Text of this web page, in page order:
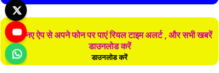
हमारे नए ऐप से अपने फोन पर पाएं रियल टाइम अलर्ट , और सभी खबरें
डाउनलोड करें
डाउनलोड करें